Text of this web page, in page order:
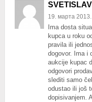
SVETISLAV
19. марта
Ima dosta
kupca u roku
pravila ili
dogovor. Ima i
aukcije kupac
odgovori
slediti samo
odustao ili još
dopisivanjem.